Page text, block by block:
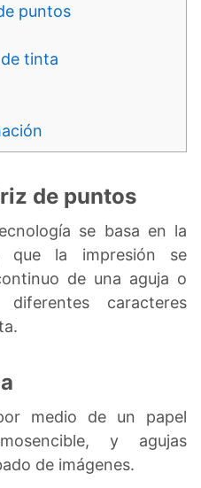
puntos
tinta
de puntos
se basa en la
que la impresión se
de una aguja o
caracteres
medio de un papel
y agujas
de imágenes.